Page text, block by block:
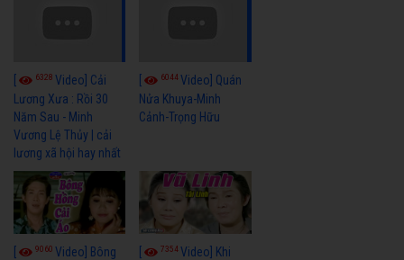
6328 Video] Cải
Lương Xưa : Rồi 30
Năm Sau - Minh
Vương Lệ Thủy | cải
lương xã hội hay nhất
6044Video] Quán
Nửa Khuya-Minh
Cảnh-Trọng Hữu
9060 Video] Bông
7354Video] Khi